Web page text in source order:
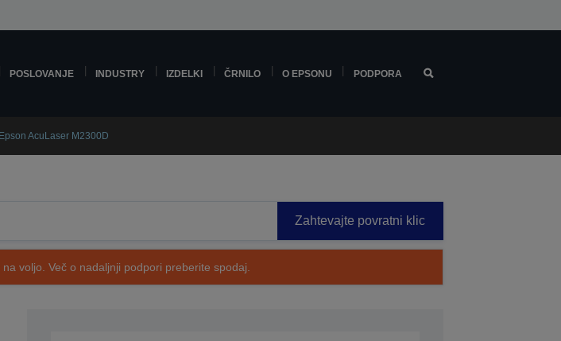
POSLOVANJE INDUSTRY IZDELKI ČRNILO O EPSONU PODPORA
Epson AcuLaser M2300D
Zahtevajte povratni klic
voljo. Več o nadaljnji podpori preberite spodaj.